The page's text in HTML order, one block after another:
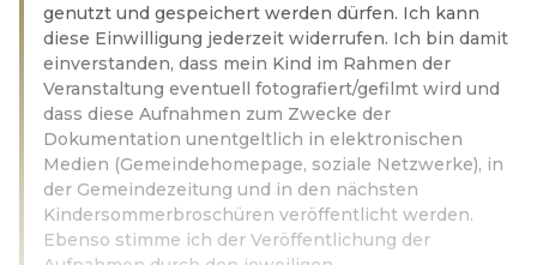
genutzt und gespeichert werden dürfen. Ich kann
diese Einwilligung jederzeit widerrufen. Ich bin damit
einverstanden, dass mein Kind im Rahmen der
Veranstaltung eventuell fotografiert/gefilmt wird und
dass diese Aufnahmen zum Zwecke der
Dokumentation unentgeltlich in elektronischen
Medien (Gemeindehomepage, soziale Netzwerke), in
der Gemeindezeitung und in den nächsten
Kindersommerbroschüren veröffentlicht werden.
Ebenso stimme ich der Veröffentlichung der